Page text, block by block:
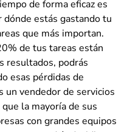
de forma eficaz es
estás gastando tu
que más importan.
de tus tareas están
resultados, podrás
esas pérdidas de
un vendedor de servicios
la mayoría de sus
con grandes equipos